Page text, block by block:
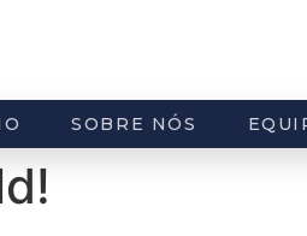
SOBRE NÓS